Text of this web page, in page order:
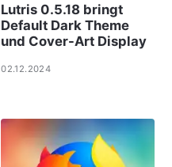
Lutris 0.5.18 bringt
Default Dark Theme
und Cover-Art Display
02.12.2024